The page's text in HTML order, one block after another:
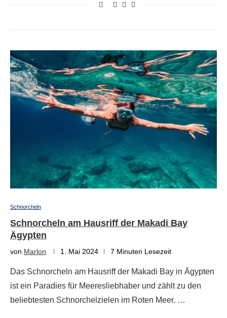
Schnorcheln
Schnorcheln am Hausriff der Makadi Bay
Ägypten
von Marlon 1. Mai 2024 7 Minuten Lesezeit
Das Schnorcheln am Hausriff der Makadi Bay in Ägypten
ist ein Paradies für Meeresliebhaber und zählt zu den
beliebtesten Schnorchelzielen im Roten Meer. …